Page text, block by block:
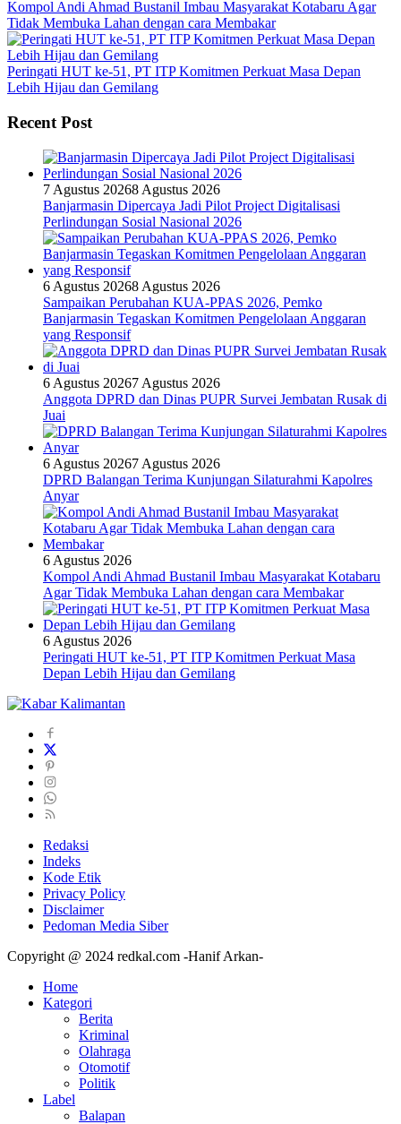
Kompol Andi Ahmad Bustanil Imbau Masyarakat Kotabaru Agar
Tidak Membuka Lahan dengan cara Membakar
Peringati HUT ke-51, PT ITP Komitmen Perkuat Masa Depan
Lebih Hijau dan Gemilang
Recent Post
7 Agustus 20268 Agustus 2026
Banjarmasin Dipercaya Jadi Pilot Project Digitalisasi
Perlindungan Sosial Nasional 2026
6 Agustus 20268 Agustus 2026
Sampaikan Perubahan KUA-PPAS 2026, Pemko
Banjarmasin Tegaskan Komitmen Pengelolaan Anggaran
yang Responsif
6 Agustus 20267 Agustus 2026
Anggota DPRD dan Dinas PUPR Survei Jembatan Rusak di
Juai
6 Agustus 20267 Agustus 2026
DPRD Balangan Terima Kunjungan Silaturahmi Kapolres
Anyar
6 Agustus 2026
Kompol Andi Ahmad Bustanil Imbau Masyarakat Kotabaru
Agar Tidak Membuka Lahan dengan cara Membakar
6 Agustus 2026
Peringati HUT ke-51, PT ITP Komitmen Perkuat Masa
Depan Lebih Hijau dan Gemilang
Redaksi
Indeks
Kode Etik
Privacy Policy
Disclaimer
Pedoman Media Siber
Copyright @ 2024 redkal.com -Hanif Arkan-
Home
Kategori
Berita
Kriminal
Olahraga
Otomotif
Politik
Label
Balapan